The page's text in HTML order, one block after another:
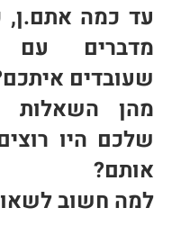
עד כמה אתם.ן,
מדברים
שעובדים
מהן השאלות
שלכם היו
אותם?
למה חשוב